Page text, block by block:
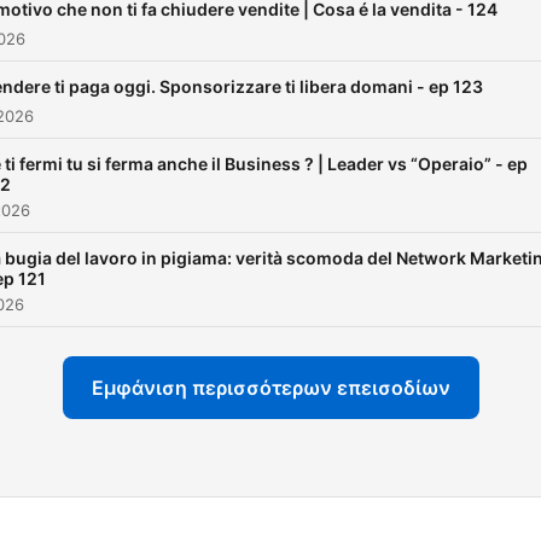
- strategie di marketing
- tecniche di vendita
- interviste con persone che
possono apportare valore
ascoltatori
in questo business
che non ti fa chiudere vendite | Cosa é la vendita - 124
ti paga oggi. Sponsorizzare ti libera domani - ep 123
ti fermi tu si ferma anche il Business ? | Leader vs “Operaio” - ep
bugia del lavoro in pigiama: verità scomoda del Network
121
Εμφάνιση περισσότερων επεισοδίων